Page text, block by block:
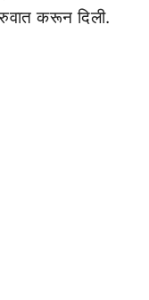
करून दिली.